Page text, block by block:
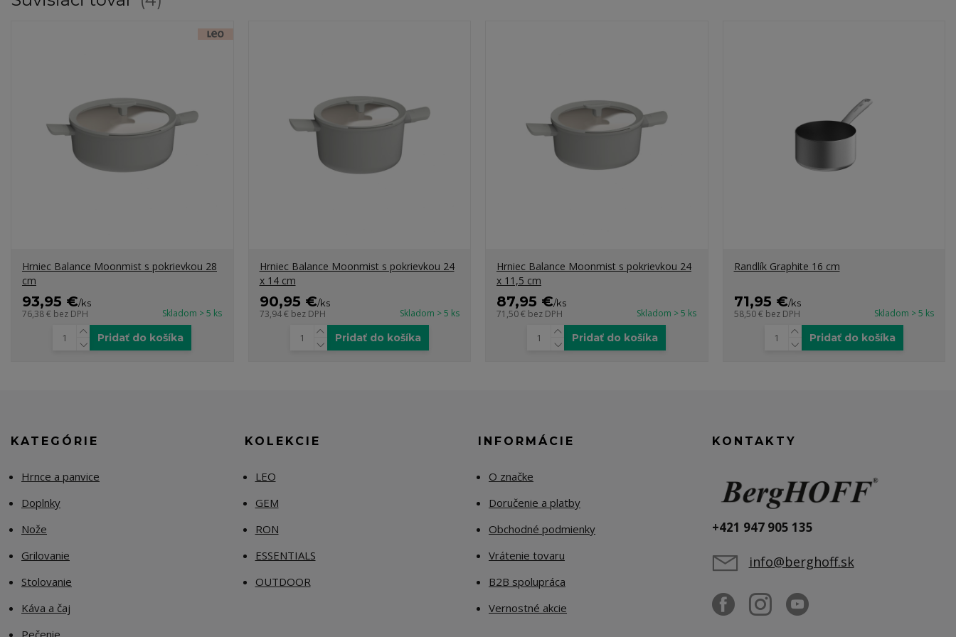
Hrniec Balance Moonmist s pokrievkou 28
cm
93,95 €/ks
76,38 € bez DPH Skladom > 5 ks
Pridať do košíka
Hrniec Balance Moonmist s pokrievkou 24
x 14 cm
90,95 €/ks
73,94 € bez DPH Skladom > 5 ks
Pridať do košíka
Hrniec Balance Moonmist s pokrievkou 24
x 11,5 cm
87,95 €/ks
71,50 € bez DPH Skladom > 5 ks
Pridať do košíka
Randlík Graphite 16 cm
71,95 €/ks
58,50 € bez DPH Skladom > 5 ks
Pridať do košíka
KATEGÓRIE
Hrnce a panvice
Doplnky
Nože
Grilovanie
Stolovanie
Káva a čaj
Pečenie
KOLEKCIE
LEO
GEM
RON
ESSENTIALS
OUTDOOR
INFORMÁCIE
O značke
Doručenie a platby
Obchodné podmienky
Vrátenie tovaru
B2B spolupráca
Vernostné akcie
KONTAKTY
+421 947 905 135
info@berghoff.sk